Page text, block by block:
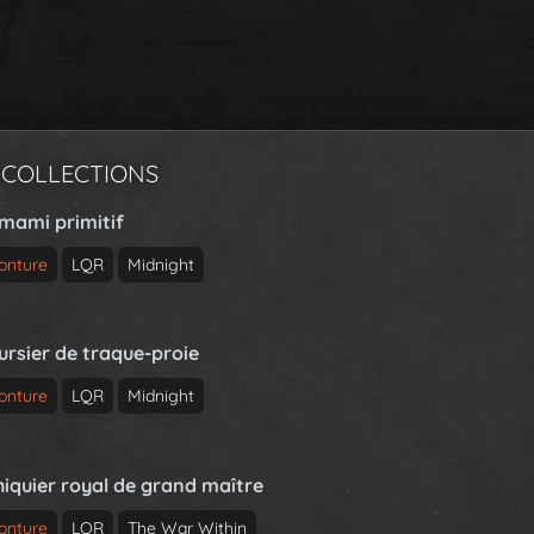
primitif
LQR Midnight
de traque-proie
LQR Midnight
royal de grand maître
LQR The War Within